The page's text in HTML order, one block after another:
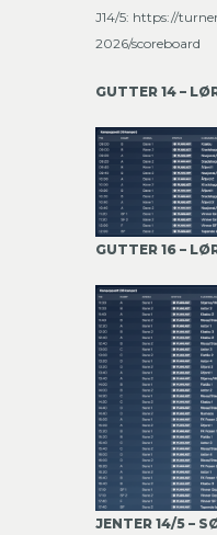
J14/5: https://
2026/scoreboard
GUTTER 14 –
GUTTER 16 –
JENTER 14/5 –